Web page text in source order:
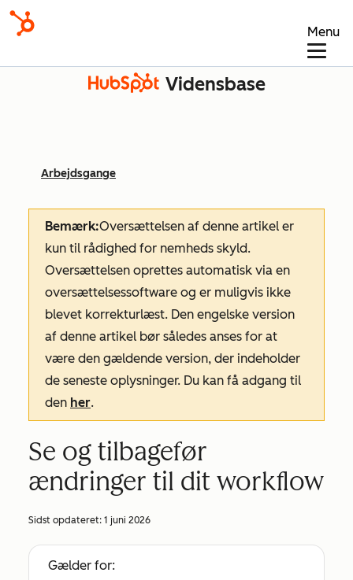
Menu
Vidensbase
Arbejdsgange
Bemærk:Oversættelsen af denne artikel er
kun til rådighed for nemheds skyld.
Oversættelsen oprettes automatisk via en
oversættelsessoftware og er muligvis ikke
blevet korrekturlæst. Den engelske version
af denne artikel bør således anses for at
være den gældende version, der indeholder
de seneste oplysninger. Du kan få adgang til
den her.
Se og tilbagefør
ændringer til dit workflow
Sidst opdateret: 1 juni 2026
Gælder for: